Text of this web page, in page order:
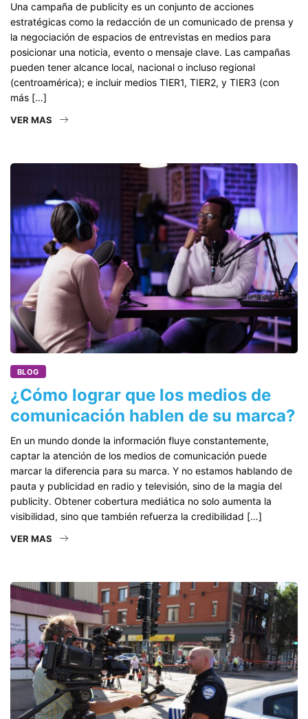
Una campaña de publicity es un conjunto de acciones
estratégicas como la redacción de un comunicado de prensa y
la negociación de espacios de entrevistas en medios para
posicionar una noticia, evento o mensaje clave. Las campañas
pueden tener alcance local, nacional o incluso regional
(centroamérica); e incluir medios TIER1, TIER2, y TIER3 (con
más […]
VER MAS
BLOG
¿Cómo lograr que los medios de
comunicación hablen de su marca?
En un mundo donde la información fluye constantemente,
captar la atención de los medios de comunicación puede
marcar la diferencia para su marca. Y no estamos hablando de
pauta y publicidad en radio y televisión, sino de la magia del
publicity. Obtener cobertura mediática no solo aumenta la
visibilidad, sino que también refuerza la credibilidad […]
VER MAS